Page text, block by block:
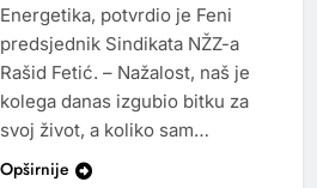
Energetika, potvrdio je Feni
predsjednik Sindikata NŽZ-a
Rašid Fetić. – Nažalost, naš je
kolega danas izgubio bitku za
svoj život, a koliko sam…
Opširnije